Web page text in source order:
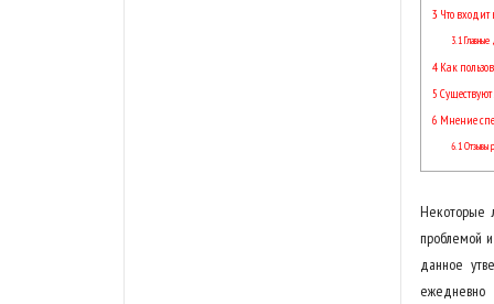
3 Что входит
3.1Главные
4 Как
5
6 Мнение
6.1Отзывы
Некоторые
проблемой
данное